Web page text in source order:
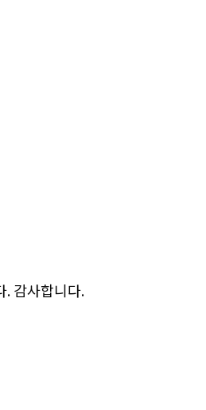
. 감사합니다.